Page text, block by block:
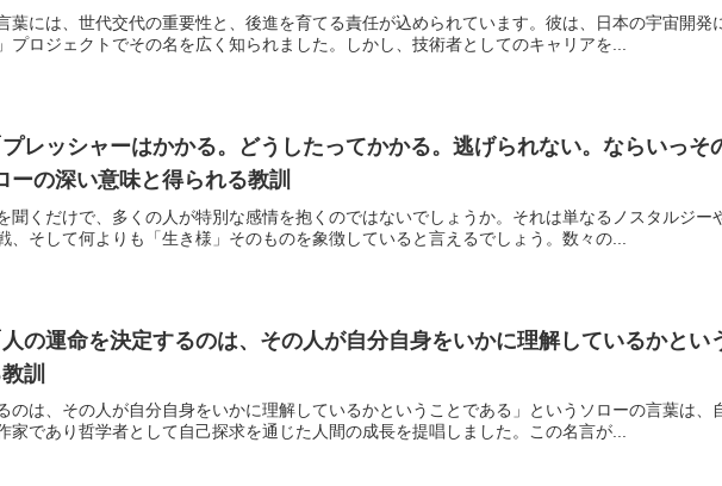
葉には、世代交代の重要性と、後進を育てる責任が込められています。彼は、日本の宇宙開発
プロジェクトでその名を広く知られました。しかし、技術者としてのキャリアを...
プレッシャーはかかる。どうしたってかかる。逃げられない。ならいっ
ーの深い意味と得られる教訓
聞くだけで、多くの人が特別な感情を抱くのではないでしょうか。それは単なるノスタルジー
、そして何よりも「生き様」そのものを象徴していると言えるでしょう。数々の...
人の運命を決定するのは、その人が自分自身をいかに理解しているかと
訓
のは、その人が自分自身をいかに理解しているかということである」というソローの言葉は、
家であり哲学者として自己探求を通じた人間の成長を提唱しました。この名言が...